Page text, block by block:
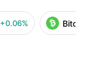
+0.06%